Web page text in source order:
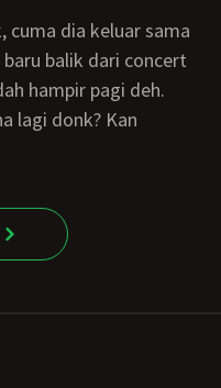
balik dari concert
hampir pagi deh.
lagi donk? Kan